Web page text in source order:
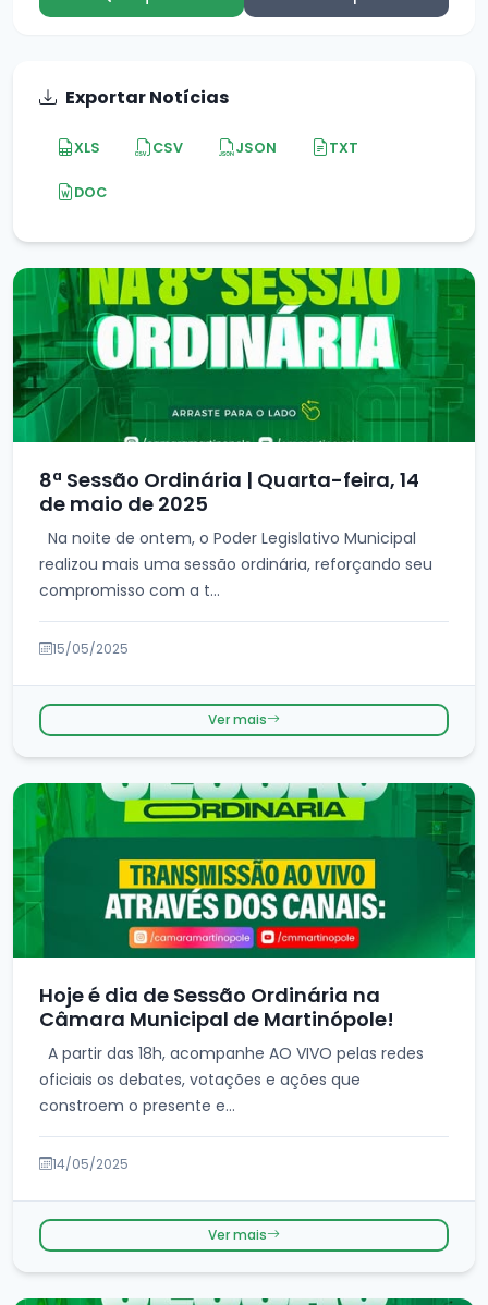
Exportar Notícias
XLS CSV JSON TXT
DOC
8ª Sessão Ordinária | Quarta-feira, 14
de maio de 2025
realizou mais uma sessão ordinária, reforçando seu
compromisso com a t...
15/05/2025
Ver mais
Hoje é dia de Sessão Ordinária na
Câmara Municipal de Martinópole!
oficiais os debates, votações e ações que
constroem o presente e...
14/05/2025
Ver mais